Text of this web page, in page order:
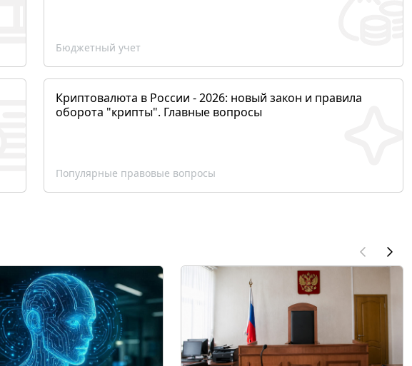
Бюджетный учет
Криптовалюта в России - 2026: новый закон и правила
оборота "крипты". Главные вопросы
Популярные правовые вопросы